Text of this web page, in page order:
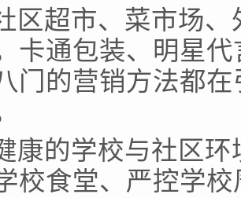
超市、菜市场、
卡通包装、明星
门的营销方法都
的学校与社区环
校食堂、严控学